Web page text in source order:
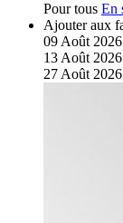
Pour tous En
Ajouter aux
09 Août 2026
13 Août 2026
27 Août 2026